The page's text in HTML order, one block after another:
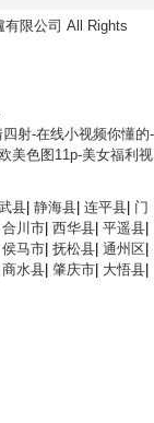
限公司 All Rights
射-在线小视频你懂的-
美色图11p-美女福利视
县| 静海县| 连平县| 门
合川市| 西华县| 平遥县|
侯马市| 抚松县| 通州区|
商水县| 肇庆市| 大悟县|